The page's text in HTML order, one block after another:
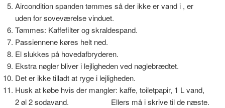
Aircondition spanden tømmes så der ikke er vand i , er
uden for soveværelse vinduet.
Tømmes: Kaffefilter og skraldespand.
Passiennene køres helt ned.
El slukkes på hovedafbryderen.
Ekstra nøgler bliver i lejligheden ved nøglebrædtet.
Det er ikke tilladt at ryge i lejligheden.
Husk at købe hvis der mangler: kaffe, toiletpapir, 1 L vand,
2 øl 2 sodavand. Ellers må i skrive til de næste.